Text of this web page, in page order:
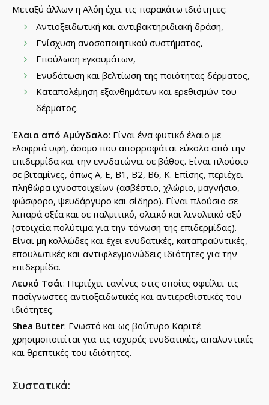
Μεταξύ άλλων η Αλόη έχει τις παρακάτω ιδιότητες:
Αντιοξειδωτική και αντιβακτηριδιακή δράση,
Ενίσχυση ανοσοποιητικού συστήματος,
Επούλωση εγκαυμάτων,
Ενυδάτωση και βελτίωση της ποιότητας δέρματος,
Καταπολέμηση εξανθημάτων και ερεθισμών του
δέρματος.
Έλαια από Αμύγδαλο: Είναι ένα φυτικό έλαιο με
ελαφριά υφή, άοσμο που απορροφάται εύκολα από την
επιδερμίδα και την ενυδατώνει σε βάθος. Είναι πλούσιο
σε βιταμίνες, όπως Α, Ε, Β1, Β2, Β6, Κ. Επίσης, περιέχει
πληθώρα ιχνοστοιχείων (ασβέστιο, χλώριο, μαγνήσιο,
φώσφορο, ψευδάργυρο και σίδηρο). Είναι πλούσιο σε
λιπαρά οξέα και σε παλμιτικό, ολεϊκό και λινολεϊκό οξύ
(στοιχεία πολύτιμα για την τόνωση της επιδερμίδας).
Είναι μη κολλώδες και έχει ενυδατικές, καταπραϋντικές,
επουλωτικές και αντιφλεγμονώδεις ιδιότητες για την
επιδερμίδα.
Λευκό Τσάι: Περιέχει τανίνες στις οποίες οφείλει τις
πασίγνωστες αντιοξειδωτικές και αντιερεθιστικές του
ιδιότητες.
Shea Butter: Γνωστό και ως βούτυρο Καριτέ
χρησιμοποιείται για τις ισχυρές ενυδατικές, απαλυντικές
και θρεπτικές του ιδιότητες.
Συστατικά: